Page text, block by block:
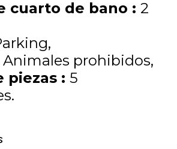
cuarto de bano : 2
Animales prohibidos
piezas : 5